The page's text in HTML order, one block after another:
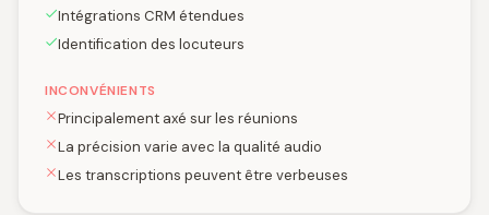
Intégrations CRM étendues
Identification des locuteurs
INCONVÉNIENTS
Principalement axé sur les réunions
La précision varie avec la qualité audio
Les transcriptions peuvent être verbeuses